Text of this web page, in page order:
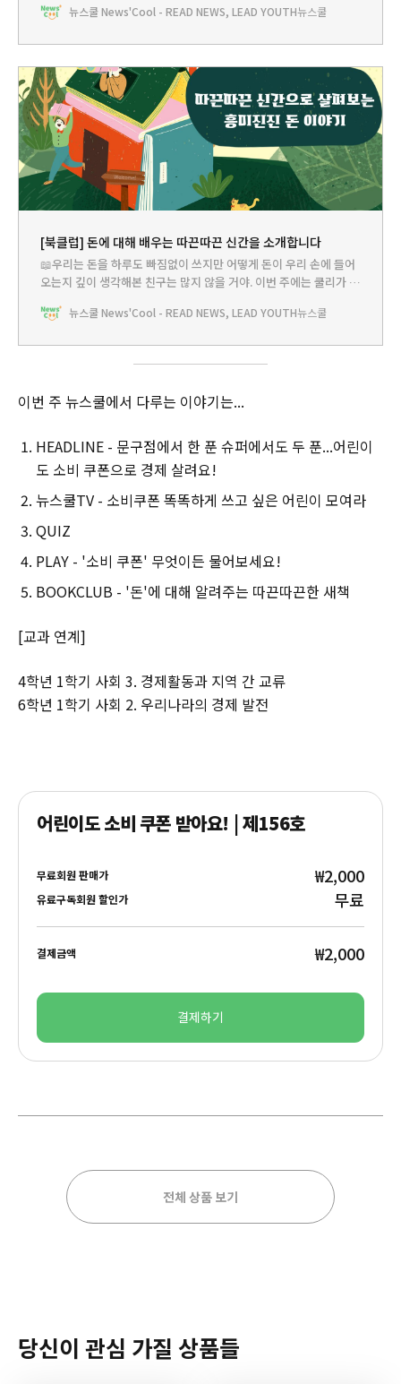
던 자전거를 살 수 있게 해달라고 말씀드렸지. 그런데 부모님은 돈을
뉴스쿨 News'Cool - READ NEWS, LEAD YOUTH뉴스쿨
[북클럽] 돈에 대해 배우는 따끈따끈 신간을 소개합니다
📖우리는 돈을 하루도 빠짐없이 쓰지만 어떻게 돈이 우리 손에 들어
오는지 깊이 생각해본 친구는 많지 않을 거야. 이번 주에는 쿨리가 아
서 우리에게 오는지 알려주는 책들을 준비해봤어. 중요한 건 모두 올
뉴스쿨 News'Cool - READ NEWS, LEAD YOUTH뉴스쿨
이번 주 뉴스쿨에서 다루는 이야기는...
HEADLINE - 문구점에서 한 푼 슈퍼에서도 두 푼...어린이
도 소비 쿠폰으로 경제 살려요!
뉴스쿨TV - 소비쿠폰 똑똑하게 쓰고 싶은 어린이 모여라
QUIZ
PLAY - '소비 쿠폰' 무엇이든 물어보세요!
BOOKCLUB - '돈'에 대해 알려주는 따끈따끈한 새책
[교과 연계]
4학년 1학기 사회 3. 경제활동과 지역 간 교류
6학년 1학기 사회 2. 우리나라의 경제 발전
어린이도 소비 쿠폰 받아요! | 제156호
무료회원 판매가 ₩2,000
유료구독회원 할인가 무료
결제금액 ₩2,000
결제하기
전체 상품 보기
당신이 관심 가질 상품들